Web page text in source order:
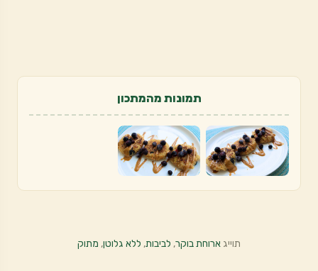
תמונות מהמתכון
תוייג ארוחת בוקר, לביבות, ללא גלוטן, מתוק